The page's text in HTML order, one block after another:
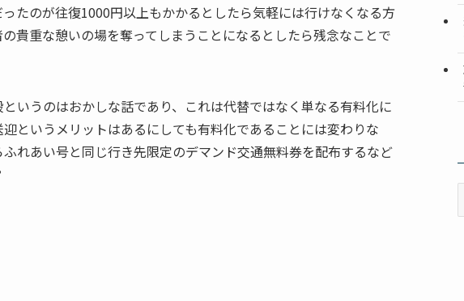
たのが往復1000円以上もかかるとしたら気軽には行けなくなる方
貴重な憩いの場を奪ってしまうことになるとしたら残念なことで
いうのはおかしな話であり、これは代替ではなく単なる有料化に
というメリットはあるにしても有料化であることには変わりな
れあい号と同じ行き先限定のデマンド交通無料券を配布するなど